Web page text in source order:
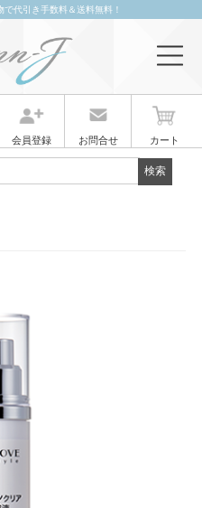
代引き手数料＆送料無料！
会員登録 お問合せ カート